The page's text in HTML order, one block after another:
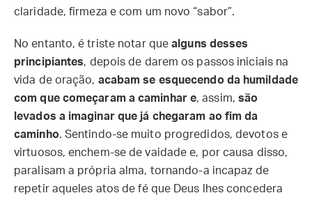
claridade, firmeza e com um novo “sabor”.
No entanto, é triste notar quealguns desses
principiantes, depois de darem os passos iniciais na
vida de oração, acabam se esquecendo da humildade
com que começaram a caminhar e, assim, são
levados a imaginar que já chegaram ao fim da
caminho. Sentindo-se muito progredidos, devotos e
virtuosos, enchem-se de vaidade e, por causa disso,
paralisam a própria alma, tornando-a incapaz de
repetir aqueles atos de fé que Deus lhes concedera